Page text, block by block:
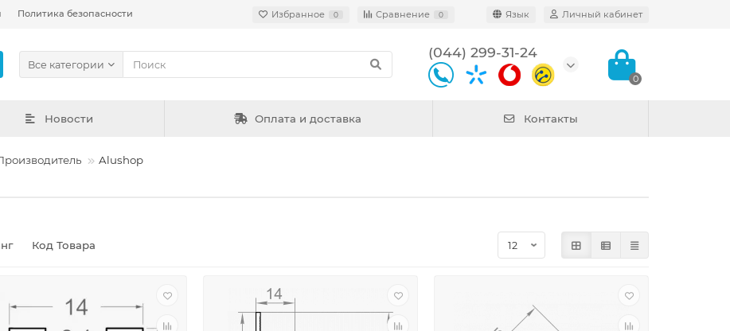
Политика безопасности Избранное 0 Сравнение 0 Язык Личный кабинет
Все категории
(044) 299-31-24
0
Новости Оплата и доставка Контакты
Alushop
Код Товара